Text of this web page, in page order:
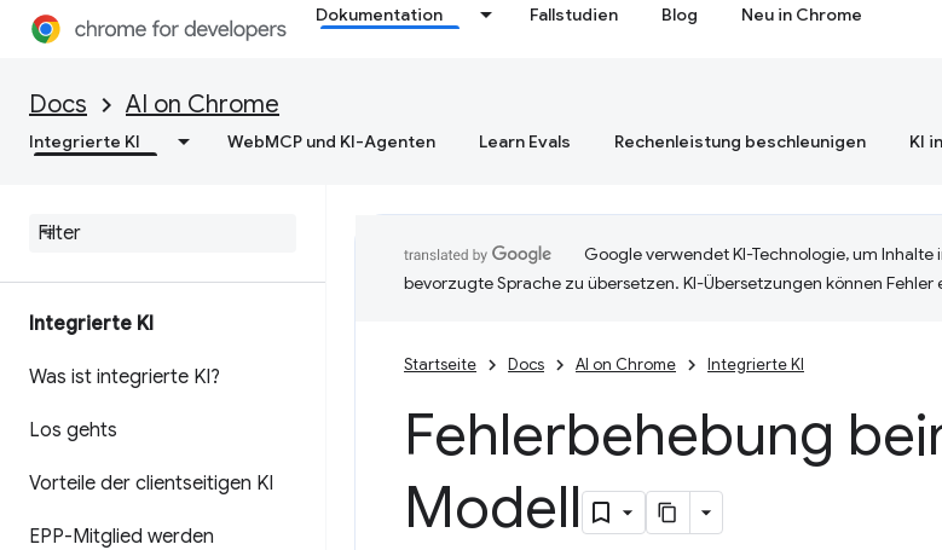
Dokumentation Fallstudien Blog Neu in Chrome
Docs AI on Chrome
Integrierte KI WebMCP und KI-Agenten Learn Evals Rechenleistung beschleunigen KI
Integrierte KI
Was ist integrierte KI?
Los gehts
Vorteile der clientseitigen KI
EPP-Mitglied werden
Google verwendet KI-Technologie, um Inhalte
bevorzugte Sprache zu übersetzen. KI-Übersetzungen können Fehler
Startseite Docs AI on Chrome Integrierte KI
Fehlerbehebung
Modell